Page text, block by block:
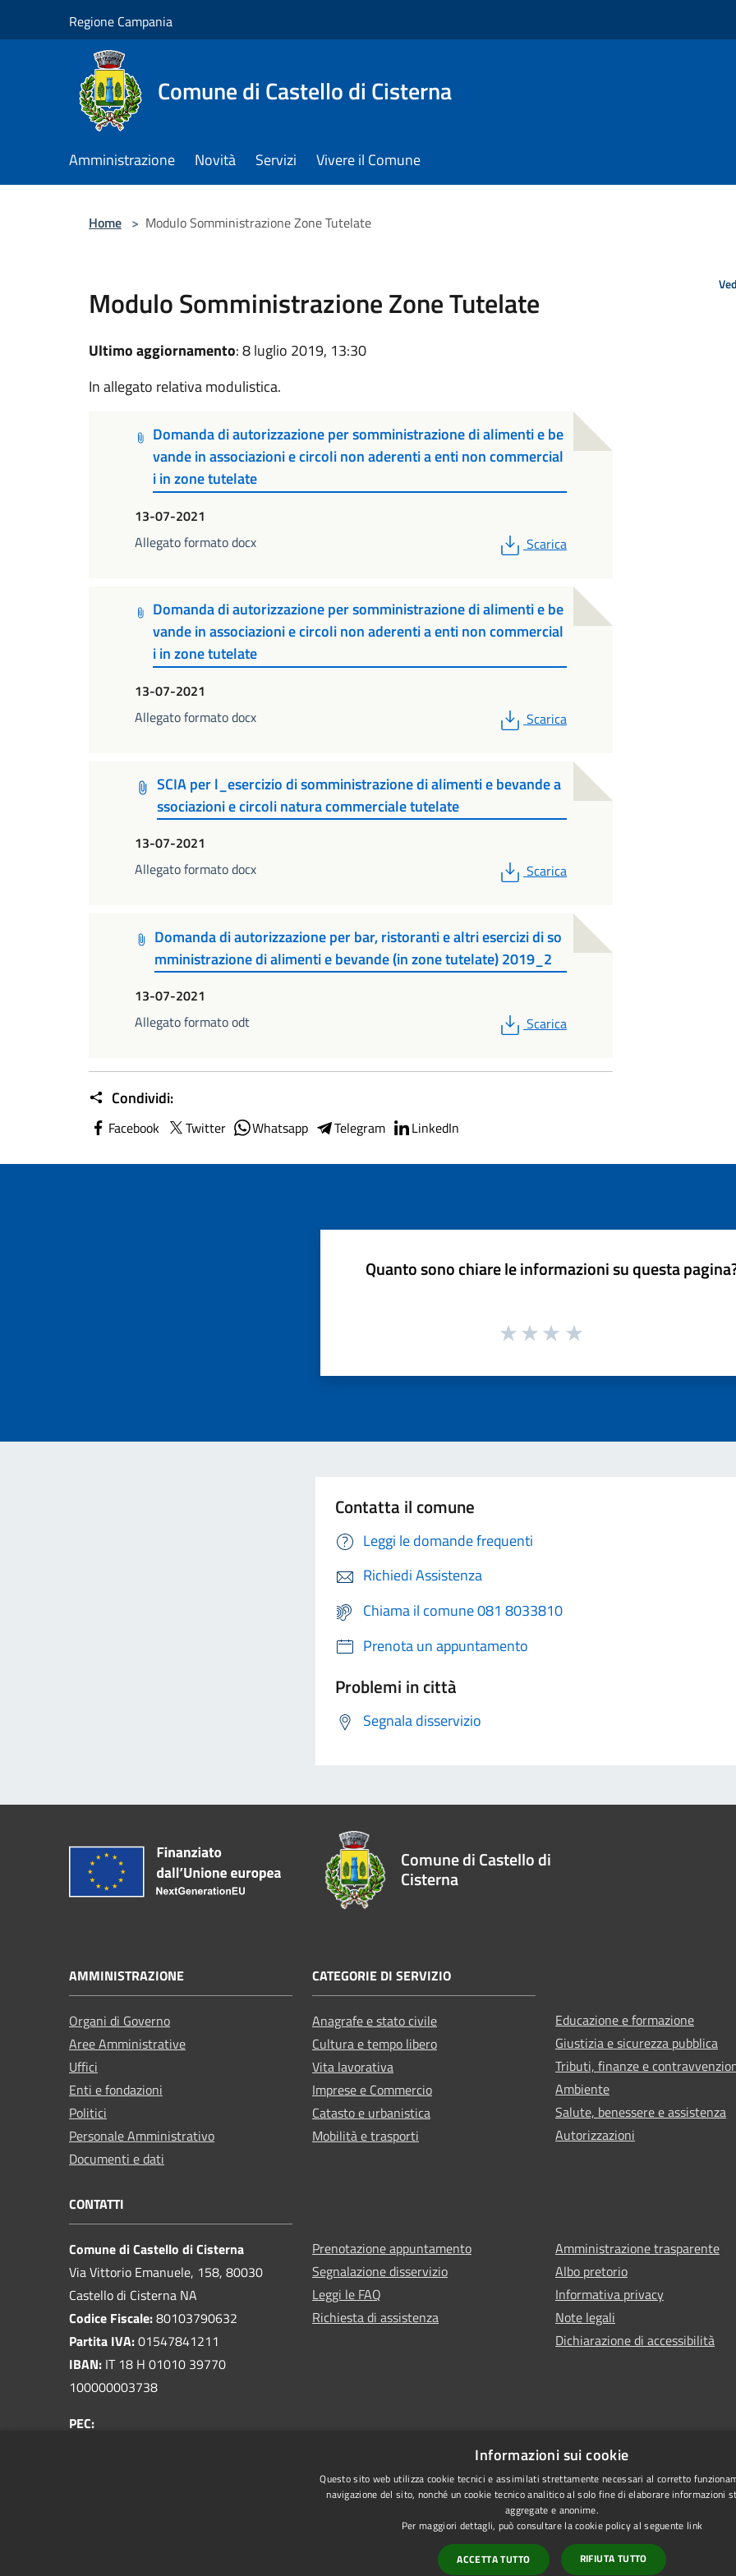
Regione Campania
Comune di Castello di Cisterna
Amministrazione Novità Servizi Vivere il Comune
Home > Modulo Somministrazione Zone Tutelate
Modulo Somministrazione Zone Tutelate
Ultimo aggiornamento: 8 luglio 2019, 13:30
In allegato relativa modulistica.
Domanda di autorizzazione per somministrazione di alimenti e be
vande in associazioni e circoli non aderenti a enti non commercial
i in zone tutelate
13-07-2021
Allegato formato docx
PDF
Scarica
Domanda di autorizzazione per somministrazione di alimenti e be
vande in associazioni e circoli non aderenti a enti non commercial
i in zone tutelate
13-07-2021
Allegato formato docx
PDF
Scarica
SCIA per l_esercizio di somministrazione di alimenti e bevande a
ssociazioni e circoli natura commerciale tutelate
13-07-2021
Allegato formato docx
PDF
Scarica
Domanda di autorizzazione per bar, ristoranti e altri esercizi di so
mministrazione di alimenti e bevande (in zone tutelate) 2019_2
13-07-2021
Allegato formato odt
PDF
Scarica
Condividi:
Facebook Twitter Whatsapp Telegram LinkedIn
Quanto sono chiare le informazioni su questa
Contatta il comune
Leggi le domande frequenti
Richiedi Assistenza
Chiama il comune 081 8033810
Prenota un appuntamento
Problemi in città
Segnala disservizio
Comune di Castello di
Cisterna
AMMINISTRAZIONE
Organi di Governo
Aree Amministrative
Uffici
Enti e fondazioni
Politici
Personale Amministrativo
Documenti e dati
CATEGORIE DI SERVIZIO
Anagrafe e stato civile
Cultura e tempo libero
Vita lavorativa
Imprese e Commercio
Catasto e urbanistica
Mobilità e trasporti
Educazione e formazione
Giustizia e sicurezza pubblica
Tributi, finanze e
Ambiente
Salute, benessere e assistenza
Autorizzazioni
CONTATTI
Comune di Castello di Cisterna
Via Vittorio Emanuele, 158, 80030
Castello di Cisterna NA
Codice Fiscale:80103790632
Partita IVA:01547841211
IBAN: IT 18 H 01010 39770
100000003738
PEC:
Prenotazione appuntamento
Segnalazione disservizio
Leggi le FAQ
Richiesta di assistenza
Amministrazione trasparente
Albo pretorio
Informativa privacy
Note legali
Dichiarazione di accessibilità
Copyright © 2026 • Comune
Informazioni sui cookie
Questo sito web utilizza cookie tecnici e assimilati strettamente necessari al corretto
navigazione del sito, nonché un cookie tecnico analitico al solo fine di elaborare informazioni
aggregate e anonime.
Per maggiori dettagli, può consultare la cookie policy al seguente link
ACCETTA TUTTO RIFIUTA TUTTO